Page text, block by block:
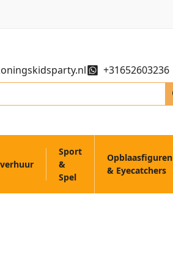
+31652603236
Sport
&
Spel
Opblaasfiguren
& Eyecatchers